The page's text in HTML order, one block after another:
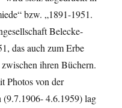
bzw. „1891-1951.
Belecke-
das auch zum Erbe
ihren Büchern.
Photos von der
(9.7.1906- 4.6.1959) lag